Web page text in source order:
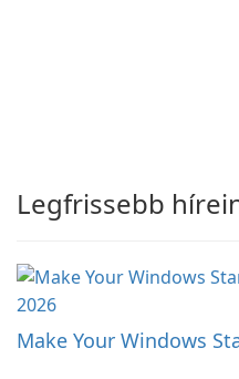
Legfrissebb
Make Your Windows